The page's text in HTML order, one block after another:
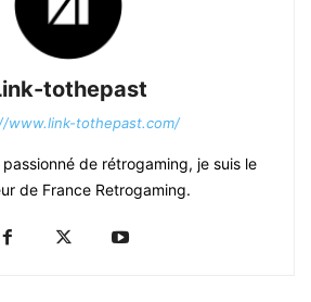
tothepast
www.link-tothepast.com/
de rétrogaming, je suis le
de France Retrogaming.